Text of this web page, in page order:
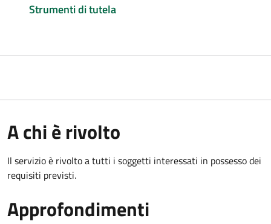
Strumenti di tutela
A chi è rivolto
Il servizio è rivolto a tutti i soggetti interessati in possesso dei
requisiti previsti.
Approfondimenti